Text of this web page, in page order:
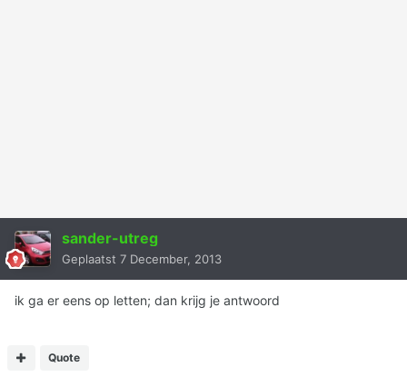
sander-utreg
Geplaatst 7 December, 2013
ik ga er eens op letten; dan krijg je antwoord
Quote